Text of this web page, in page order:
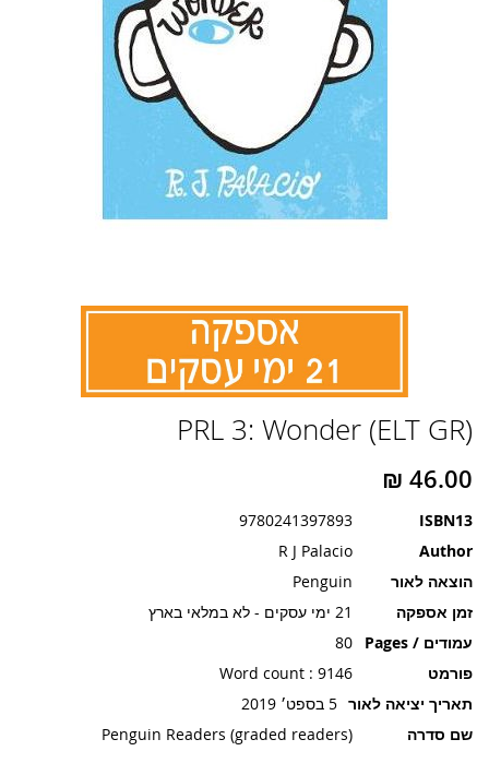
PRL 3: Wonder (ELT GR)
ISBN13
9780241397893
Author
R J Palacio
הוצאה לאור
Penguin
זמן אספקה
21 ימי עסקים - לא במלאי בארץ
עמודים / Pages
80
פורמט
Word count : 9146
תאריך יציאה לאור 5 בספט׳ 2019
שם סדרה
Penguin Readers (graded readers)
להתחלה
של
גלריית
תמונות